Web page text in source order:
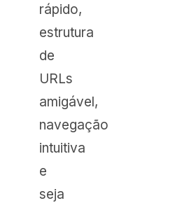
rápido,
estrutura
de
URLs
amigável,
navegação
intuitiva
e
seja